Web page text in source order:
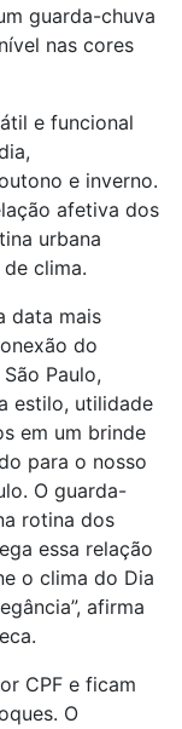
guarda-chuva
nas cores
e funcional
e inverno.
afetiva dos
urbana
clima.
data mais
do
Paulo,
estilo, utilidade
em um brinde
para o nosso
O guarda-
rotina dos
essa relação
o clima do Dia
afirma
CPF e ficam
O